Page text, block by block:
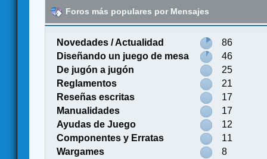
Foros más populares por Mensajes
Novedades / Actualidad
86
Diseñando un juego de mesa
46
De jugón a jugón
25
Reglamentos
21
Reseñas escritas
17
Manualidades
17
Ayudas de Juego
12
Componentes y Erratas
11
Wargames
8